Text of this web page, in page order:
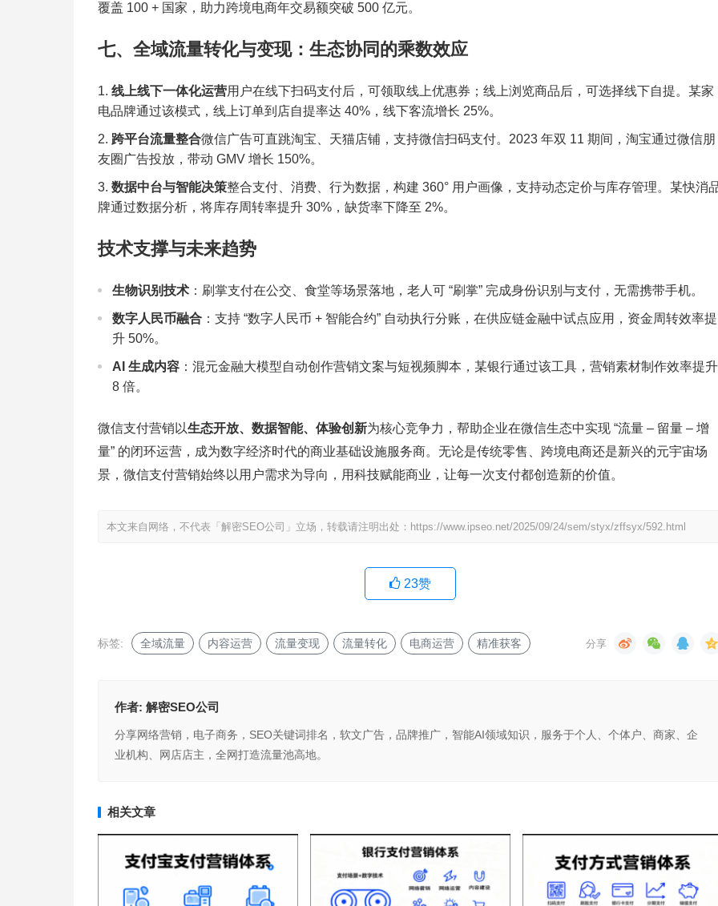
覆盖 100 + 国家，助力跨境电商年交易额突破 500 亿元。
七、全域流量转化与变现：生态协同的乘数效应
线上线下一体化运营用户在线下扫码支付后，可领取线上优惠券；线上浏览商品后，可选择线下自提。某家
电品牌通过该模式，线上订单到店自提率达 40%，线下客流增长 25%。
跨平台流量整合微信广告可直跳淘宝、天猫店铺，支持微信扫码支付。2023 年双 11 期间，淘宝通过微信朋
友圈广告投放，带动 GMV 增长 150%。
数据中台与智能决策整合支付、消费、行为数据，构建 360° 用户画像，支持动态定价与库存管理。某快消
牌通过数据分析，将库存周转率提升 30%，缺货率下降至 2%。
技术支撑与未来趋势
生物识别技术 ：刷掌支付在公交、食堂等场景落地，老人可 “刷掌” 完成身份识别与支付，无需携带手机。
数字人民币融合 ：支持 “数字人民币 + 智能合约” 自动执行分账，在供应链金融中试点应用，资金周转效率提
升 50%。
AI 生成内容 ：混元金融大模型自动创作营销文案与短视频脚本，某银行通过该工具，营销素材制作效率提升
8 倍。
微信支付营销以生态开放、数据智能、体验创新为核心竞争力，帮助企业在微信生态中实现 “流量 – 留量 – 增
量” 的闭环运营，成为数字经济时代的商业基础设施服务商。无论是传统零售、跨境电商还是新兴的元宇宙场
景，微信支付营销始终以用户需求为导向，用科技赋能商业，让每一次支付都创造新的价值。
本文来自网络，不代表「解密SEO公司」立场，转载请注明出处：https://www.ipseo.net/2025/09/24/sem/styx/zffsyx/592.html
23赞
标签: 全域流量 内容运营 流量变现 流量转化 电商运营 精准获客
作者: 解密SEO公司
分享网络营销，电子商务，SEO关键词排名，软文广告，品牌推广，智能AI领域知识，服务于个人、个体户、商家、企
业机构、网店店主，全网打造流量池高地。
相关文章